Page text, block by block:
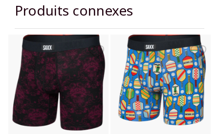
Produits connexes